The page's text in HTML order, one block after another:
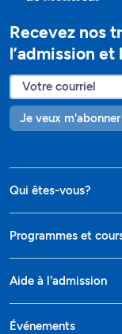
Recevez nos
l’admission et
Je veux m'abonner
Qui êtes-vous?
Programmes et
Aide à l'admission
Événements